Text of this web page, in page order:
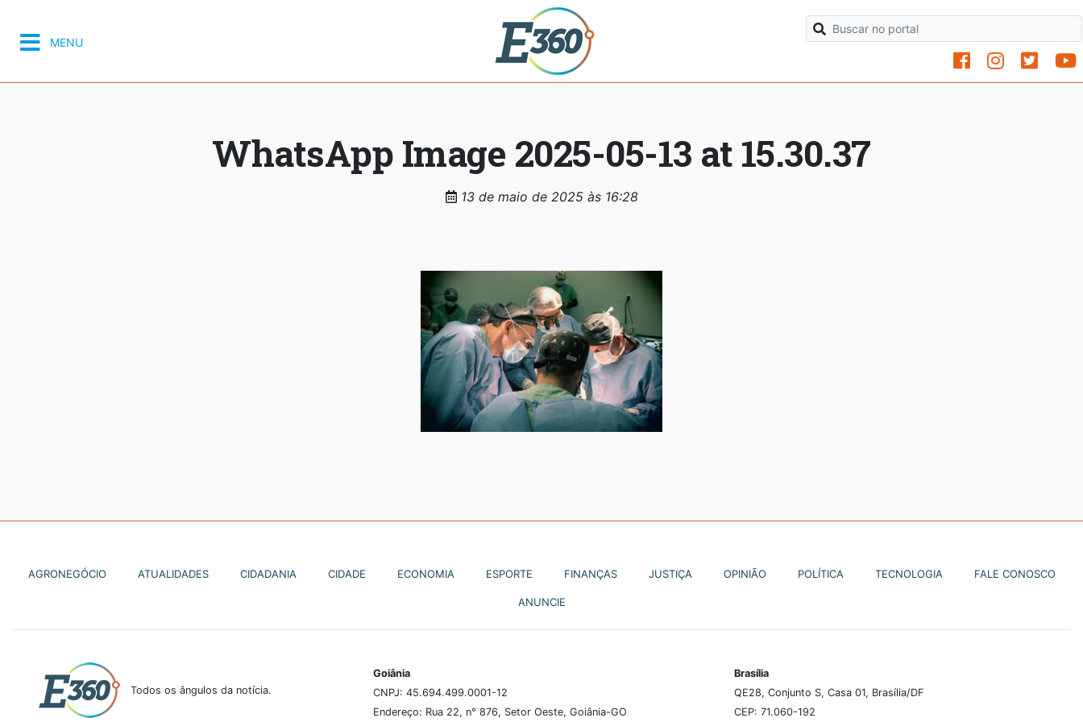
MENU
WhatsApp Image 2025-05-13 at 15.30.37
13 de maio de 2025 às 16:28
AGRONEGÓCIO ATUALIDADES CIDADANIA CIDADE ECONOMIA ESPORTE FINANÇAS JUSTIÇA OPINIÃO POLÍTICA TECNOLOGIA FALE CONOSCO
ANUNCIE
Todos os ângulos da notícia.
Goiânia
CNPJ: 45.694.499.0001-12
Endereço: Rua 22, n° 876, Setor Oeste, Goiânia-GO
Brasília
QE28, Conjunto S, Casa 01, Brasília/DF
CEP: 71.060-192